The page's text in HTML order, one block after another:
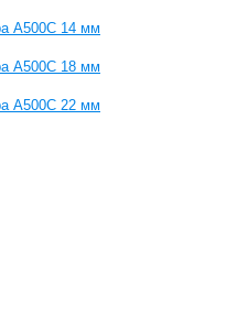
А500С 14 мм
А500С 18 мм
А500С 22 мм